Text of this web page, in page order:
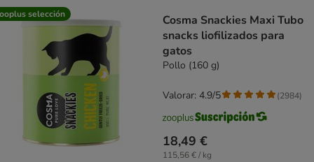
product items have been changed
selección
Cosma Snackies Maxi Tubo
snacks liofilizados para
gatos
Pollo (160 g)
18,49 €
115,56 € / kg
Valorar: 4.9/5 (2984)